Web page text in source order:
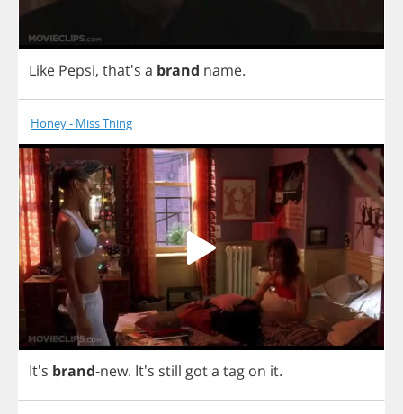
Like Pepsi, that's a brand name.
Honey - Miss Thing
It's brand-new. It's still gota tag on it.